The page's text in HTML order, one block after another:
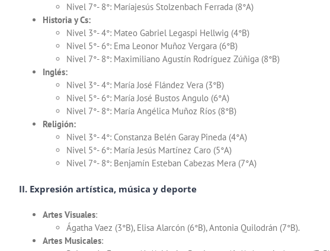
Nivel 7°- 8°: Maríajesús Stolzenbach Ferrada (8°A)
Historia y Cs:
Nivel 3°- 4°: Mateo Gabriel Legaspi Hellwig (4°B)
Nivel 5°- 6°: Ema Leonor Muñoz Vergara (6°B)
Nivel 7°- 8°: Maximiliano Agustín Rodríguez Zúñiga (8°B)
Inglés:
Nivel 3°- 4°: María José Flández Vera (3°B)
Nivel 5°- 6°: María José Bustos Angulo (6°A)
Nivel 7°- 8°: María Angélica Muñoz Ríos (8°B)
Religión:
Nivel 3°- 4°: Constanza Belén Garay Pineda (4°A)
Nivel 5°- 6°: María Jesús Martínez Caro (5°A)
Nivel 7°- 8°: Benjamín Esteban Cabezas Mera (7°A)
II. Expresión artística, música y deporte
Artes Visuales:
Ágatha Vaez (3°B), Elisa Alarcón (6°B), Antonia Quilodrán (7°B).
Artes Musicales: